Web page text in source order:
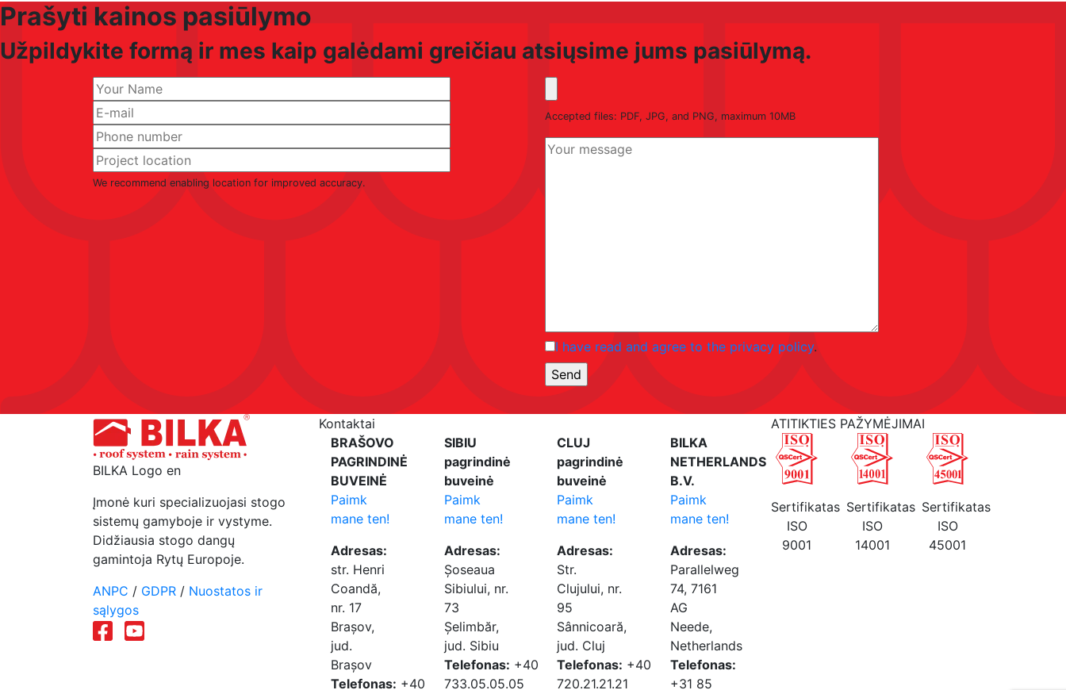
Prašyti kainos pasiūlymo
Užpildykite formą ir mes kaip galėdami greičiau atsiųsime jums pasiūlymą.
We recommend enabling location for improved accuracy.
Accepted files: PDF, JPG, and PNG, maximum 10MB
I have read and agree to the privacy policy.
BILKA Logo en
Įmonė kuri specializuojasi stogo
sistemų gamyboje ir vystyme.
Didžiausia stogo dangų
gamintoja Rytų Europoje.
ANPC / GDPR / Nuostatos ir
sąlygos
Kontaktai
BRAŠOVO
PAGRINDINĖ
BUVEINĖ
Paimk
mane ten!
Adresas:
str. Henri
Coandă,
nr. 17
Brașov,
jud.
Brașov
Telefonas: +40
SIBIU
pagrindinė
buveinė
Paimk
mane ten!
Adresas:
Șoseaua
Sibiului, nr.
73
Șelimbăr,
jud. Sibiu
Telefonas: +40
733.05.05.05
CLUJ
pagrindinė
buveinė
Paimk
mane ten!
Adresas:
Str.
Clujului, nr.
95
Sânnicoară,
jud. Cluj
Telefonas: +40
720.21.21.21
BILKA
NETHERLANDS
B.V.
Paimk
mane ten!
Adresas:
Parallelweg
74, 7161
AG
Neede,
Netherlands
Telefonas:
+31 85
ATITIKTIES PAŽYMĖJIMAI
Sertifikatas
ISO
9001
Sertifikatas
ISO
14001
Sertifikatas
ISO
45001